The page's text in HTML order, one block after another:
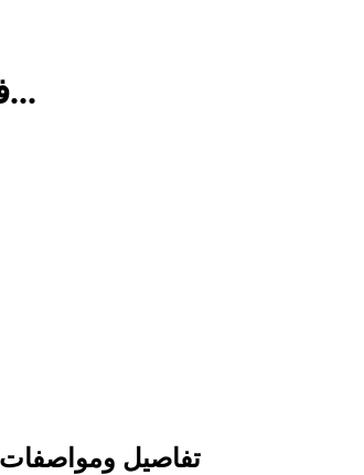
فرصة استثمارية محل بمنطقة مميزة للايجار...
تفاصيل ومواصفات